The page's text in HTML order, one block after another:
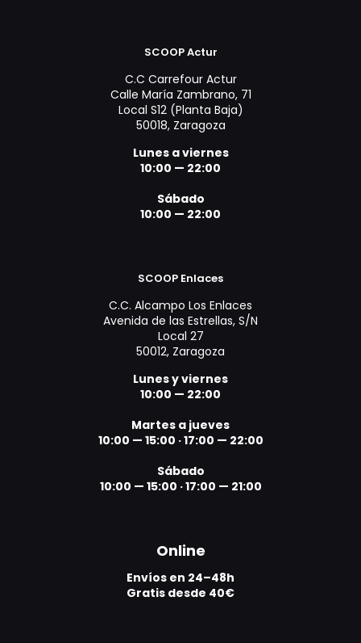
SCOOP Actur
C.C Carrefour Actur
Calle María Zambrano, 71
Local S12 (Planta Baja)
50018, Zaragoza
Lunes a viernes
10:00 — 22:00
Sábado
10:00 — 22:00
SCOOP Enlaces
C.C. Alcampo Los Enlaces
Avenida de las Estrellas, S/N
Local 27
50012, Zaragoza
Lunes y viernes
10:00 — 22:00
Martes a jueves
10:00 — 15:00 ·17:00 — 22:00
Sábado
10:00 — 15:00 ·17:00 — 21:00
Online
Envíos en 24–48h
Gratis desde 40€